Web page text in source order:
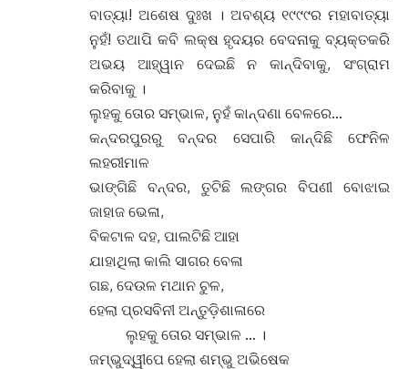
ବାତ୍ୟା! ଅଶେଷ ଦୁଃଖ । ଅବଶ୍ୟ ୧୯୯୯ର ମହାବାତ୍ୟା
ନୁହଁ! ତଥାପି କବି ଲକ୍ଷ ହୃଦୟର ବେଦନାକୁ ବ୍ୟକ୍ତକରି
ଅଭୟ ଆହ୍ୱାନ ଦେଇଛି ନ କାନ୍ଦିବାକୁ, ସଂଗ୍ରାମ
କରିବାକୁ ।
ଲୁହକୁ ତୋର ସମ୍ଭାଳ, ନୁହଁ କାନ୍ଦଣା ବେଳରେ…
କନ୍ଦରପୁରରୁ ବନ୍ଦର ସେପାରି କାନ୍ଦିଛି ଫେନିଳ
ଲହରୀମାଳ
ଭାଙ୍ଗିଛି ବନ୍ଦର, ତୁଟିଛି ଲଙ୍ଗର ବିପଣୀ ବୋଝାଇ
ଜାହାଜ ଭେଳା,
ବିକଟାଳ ଦହ, ପାଲଟିଛି ଆହା
ଯାହାଥିଲା କାଲି ସାଗର ବେଳା
ଗଛ, ଦେଉଳ ମଥାନ ଚୁଳ,
ହେଲା ପ୍ରସବିନୀ ଅନ୍ତୁଡ଼ିଶାଳାରେ
ଲୁହକୁ ତୋର ସମ୍ଭାଳ … ।
ଜମ୍ଭୁଦ୍ୱୀପେ ହେଲା ଶମ୍ଭୁ ଅଭିଷେକ